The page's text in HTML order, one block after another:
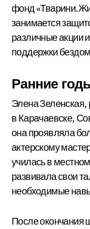
фонд
занимается
различные акции
поддержки
Ранние
Элена Зеленская,
в Карачаевске,
она проявляла
актерскому
училась в
развивала свои
необходимые
После окончания